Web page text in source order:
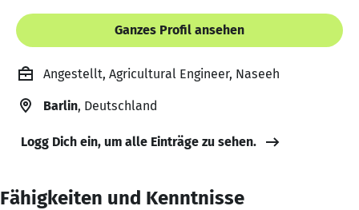
Ganzes Profil ansehen
Angestellt, Agricultural Engineer, Naseeh
Barlin, Deutschland
Logg Dich ein, um alle Einträge zu sehen.
Fähigkeiten und Kenntnisse